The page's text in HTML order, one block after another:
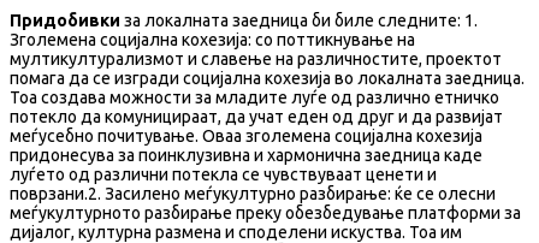
Придобивки за локалната заедница би биле следните: 1.
Зголемена социјална кохезија: со поттикнување на
мултикултурализмот и славење на различностите, проектот
помага да се изгради социјална кохезија во локалната заедница.
Тоа создава можности за младите луѓе од различно етничко
потекло да комуницираат, да учат еден од друг и да развијат
меѓусебно почитување. Оваа зголемена социјална кохезија
придонесува за поинклузивна и хармонична заедница каде
луѓето од различни потекла се чувствуваат ценети и
поврзани.2. Засилено меѓукултурно разбирање: ќе се олесни
меѓукултурното разбирање преку обезбедување платформи за
дијалог, културна размена и споделени искуства. Тоа им